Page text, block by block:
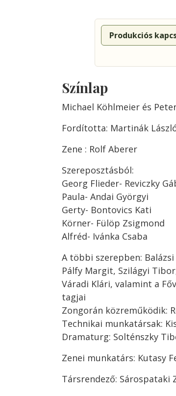
Produkciós
Színlap
Michael Köhlmeier és
Fordította: Martinák
Zene : Rolf Aberer
Szereposztásból:
Georg Flieder- Reviczky
Paula- Andai Györgyi
Gerty- Bontovics Kati
Körner- Fülöp Zsigmond
Alfréd- Ivánka Csaba
A többi szerepben: Balázsi
Pálfy Margit, Szilágyi
Váradi Klári, valamint a
tagjai
Zongorán közreműködik:
Technikai munkatársak:
Dramaturg: Solténszky
Zenei munkatárs: Kutasy
Társrendező: Sárospataki